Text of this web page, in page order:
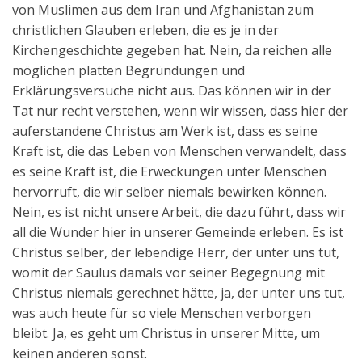
von Muslimen aus dem Iran und Afghanistan zum
christlichen Glauben erleben, die es je in der
Kirchengeschichte gegeben hat. Nein, da reichen alle
möglichen platten Begründungen und
Erklärungsversuche nicht aus. Das können wir in der
Tat nur recht verstehen, wenn wir wissen, dass hier der
auferstandene Christus am Werk ist, dass es seine
Kraft ist, die das Leben von Menschen verwandelt, dass
es seine Kraft ist, die Erweckungen unter Menschen
hervorruft, die wir selber niemals bewirken können.
Nein, es ist nicht unsere Arbeit, die dazu führt, dass wir
all die Wunder hier in unserer Gemeinde erleben. Es ist
Christus selber, der lebendige Herr, der unter uns tut,
womit der Saulus damals vor seiner Begegnung mit
Christus niemals gerechnet hätte, ja, der unter uns tut,
was auch heute für so viele Menschen verborgen
bleibt. Ja, es geht um Christus in unserer Mitte, um
keinen anderen sonst.